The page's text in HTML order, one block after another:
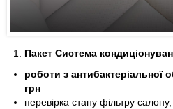
Пакет Система
роботи з антибактеріальної
грн
перевірка стану фільтру